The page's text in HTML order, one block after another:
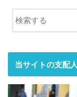
当サイトの支配人